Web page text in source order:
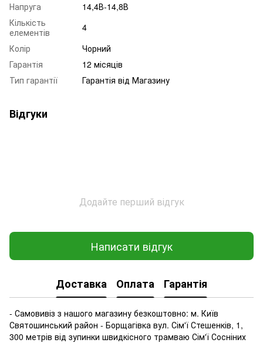
Напруга
14,4В-14,8В
Кількість
елементів
4
Колір
Чорний
Гарантія
12 місяців
Тип гарантії
Гарантія від Магазину
Відгуки
Додайте перший відгук
Написати відгук
Доставка Оплата Гарантія
- Самовивіз з нашого магазину безкоштовно: м. Київ
Святошинський район - Борщагівка вул. Сім'ї Стешенків, 1,
300 метрів від зупинки швидкісного трамваю Сім'ї Сосніних